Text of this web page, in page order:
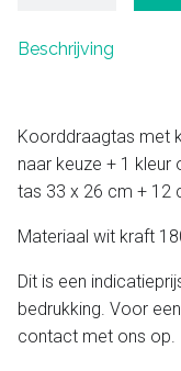
Beschrijving
Koorddraagtas met
naar keuze + 1
tas 33 x 26 cm + 12
Materiaal wit kraft
Dit is een
bedrukking. Voor
contact met ons op.